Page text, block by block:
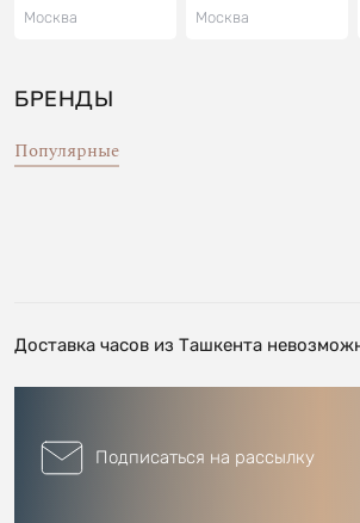
Москва Москва
БРЕНДЫ
Популярные
Доставка часов из Ташкента
Подписаться на рассылку